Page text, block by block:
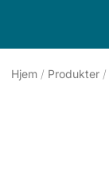
Hjem / Produkter /